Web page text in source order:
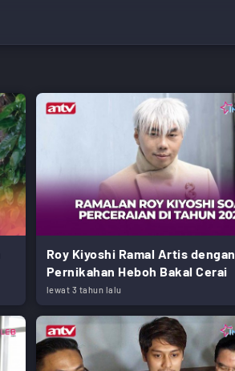
Roy Kiyoshi Ramal Artis dengan
Pernikahan Heboh Bakal Cerai
lewat 3 tahun lalu